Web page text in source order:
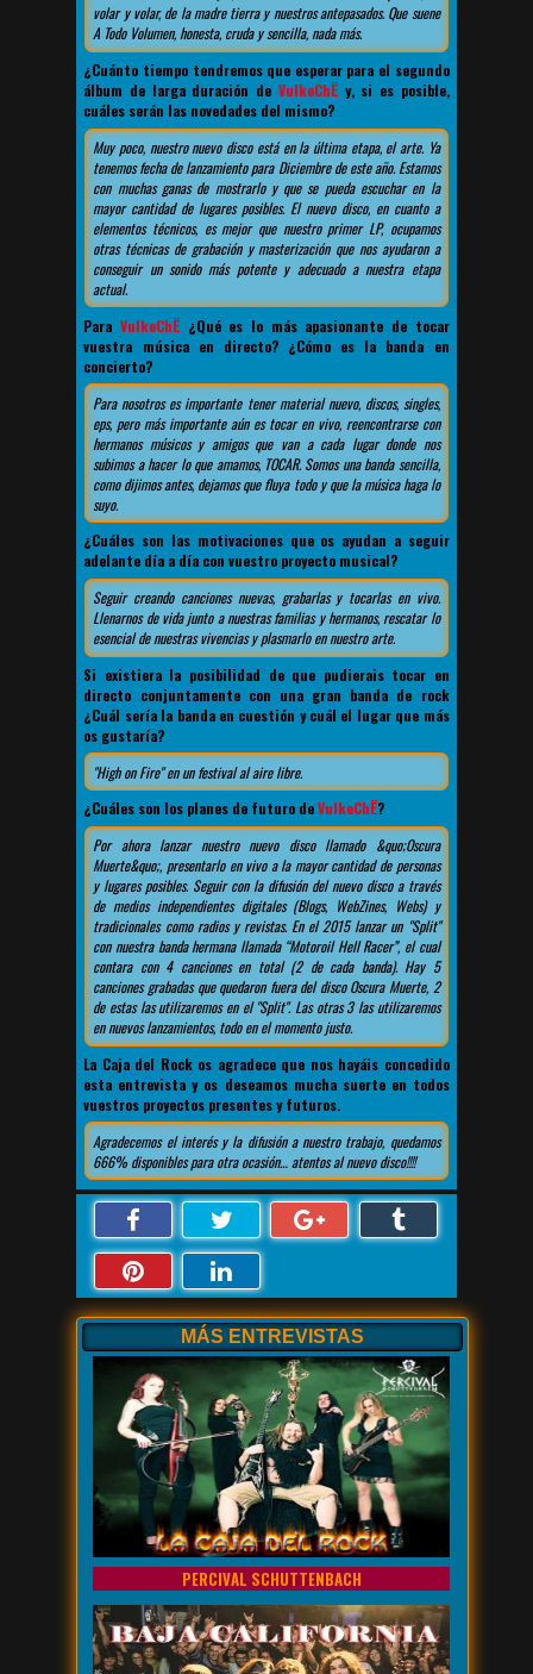
volar y volar, de la madre tierra y nuestros antepasados. Que suene
A Todo Volumen, honesta, cruda y sencilla, nada más.
¿Cuánto tiempo tendremos que esperar para el segundo
álbum de larga duración de VulkeChËy, si es posible,
cuáles serán las novedades del mismo?
Muy poco, nuestro nuevo disco está en la última etapa, el arte. Ya
tenemos fecha de lanzamiento para Diciembre de este año. Estamos
con muchas ganas de mostrarlo y que se pueda escuchar en la
mayor cantidad de lugares posibles. El nuevo disco, en cuanto a
elementos técnicos, es mejor que nuestro primer LP, ocupamos
otras técnicas de grabación y masterización que nos ayudaron a
conseguir un sonido más potente y adecuado a nuestra etapa
actual.
ParaVulkeChË ¿Qué es lo más apasionante de tocar
vuestra música en directo? ¿Cómo es la banda en
concierto?
Para nosotros es importante tener material nuevo, discos, singles,
eps, pero más importante aún es tocar en vivo, reencontrarse con
hermanos músicos y amigos que van a cada lugar donde nos
subimos a hacer lo que amamos, TOCAR. Somos una banda sencilla,
como dijimos antes, dejamos que fluya todo y que la música haga lo
suyo.
¿Cuáles son las motivaciones que os ayudan a seguir
adelante día a día con vuestro proyecto musical?
Seguir creando canciones nuevas, grabarlas y tocarlas en vivo.
Llenarnos de vida junto a nuestras familias y hermanos, rescatar lo
esencial de nuestras vivencias y plasmarlo en nuestro arte.
Si existiera la posibilidad de que pudierais tocar en
directo conjuntamente con una gran banda de rock
¿Cuál sería la banda en cuestión y cuál el lugar que más
os gustaría?
"High on Fire" en un festival al aire libre.
¿Cuáles son los planes de futuro deVulkeChË?
Por ahora lanzar nuestro nuevo disco llamado &quo;Oscura
Muerte&quo;, presentarlo en vivo a la mayor cantidad de personas
y lugares posibles. Seguir con la difusión del nuevo disco a través
de medios independientes digitales (Blogs, WebZines, Webs) y
tradicionales como radios y revistas. En el 2015 lanzar un "Split"
con nuestra banda hermana llamada “Motoroil Hell Racer”, el cual
contara con 4 canciones en total (2 de cada banda). Hay 5
canciones grabadas que quedaron fuera del disco Oscura Muerte, 2
de estas las utilizaremos en el "Split". Las otras 3 las utilizaremos
en nuevos lanzamientos, todo en el momento justo.
La Caja del Rock os agradece que nos hayáis concedido
esta entrevista y os deseamos mucha suerte en todos
vuestros proyectos presentes y futuros.
Agradecemos el interés y la difusión a nuestro trabajo, quedamos
666% disponibles para otra ocasión… atentos al nuevo disco!!!!
MÁS ENTREVISTAS
PERCIVAL SCHUTTENBACH